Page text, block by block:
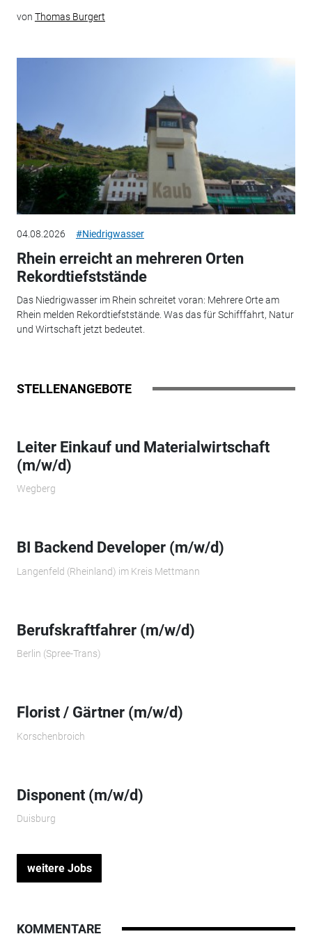
von Thomas Burgert
04.08.2026 #Niedrigwasser
Rhein erreicht an mehreren Orten
Rekordtiefststände
Das Niedrigwasser im Rhein schreitet voran: Mehrere Orte am
Rhein melden Rekordtiefststände. Was das für Schifffahrt, Natur
und Wirtschaft jetzt bedeutet.
STELLENANGEBOTE
Leiter Einkauf und Materialwirtschaft
(m/w/d)
Wegberg
BI Backend Developer (m/w/d)
Langenfeld (Rheinland) im Kreis Mettmann
Berufskraftfahrer (m/w/d)
Berlin (Spree-Trans)
Florist / Gärtner (m/w/d)
Korschenbroich
Disponent (m/w/d)
Duisburg
weitere Jobs
KOMMENTARE